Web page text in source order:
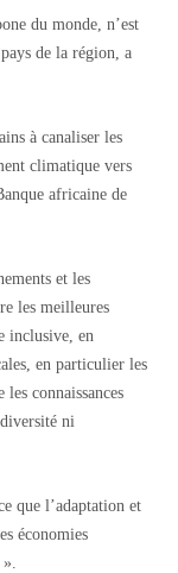
du monde, n’est
de la région, a
à canaliser les
climatique vers
africaine de
et les
les meilleures
inclusive, en
en particulier les
connaissances
ni
que l’adaptation et
économies